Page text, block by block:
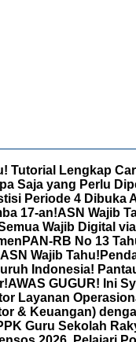
Tutorial Lengkap
Saja yang Perlu
Periode 4 Dibuka
17-an!ASN Wajib
Wajib Digital
RB No 13
Wajib Tahu!
Indonesia!
AWAS GUGUR! Ini
Layanan
& Keuangan)
Guru Sekolah